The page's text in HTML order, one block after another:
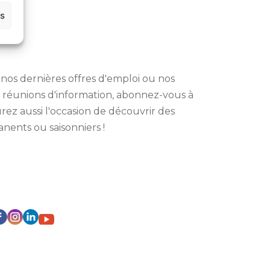
dernières offres d'emploi ou nos
d'information, abonnez-vous à
aussi l'occasion de découvrir des
ou saisonniers !